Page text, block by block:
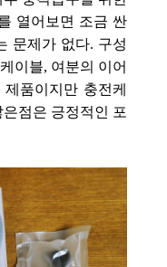
열어보면 조금 싼
문제가 없다. 구성
이블, 여분의 이어
품이지만 충전케
점은 긍정적인 포